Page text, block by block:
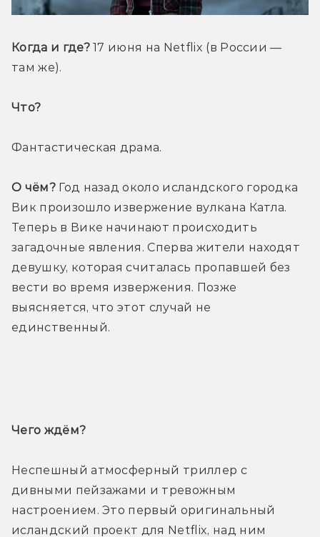
Когда и где? 17 июня на Netflix (в России —
там же).
Что?
Фантастическая драма.
О чём? Год назад около исландского городка
Вик произошло извержение вулкана Катла.
Теперь в Вике начинают происходить
загадочные явления. Сперва жители находят
девушку, которая считалась пропавшей без
вести во время извержения. Позже
выясняется, что этот случай не
единственный.
Чего ждём?
Неспешный атмосферный триллер с
дивными пейзажами и тревожным
настроением. Это первый оригинальный
исландский проект для Netflix, над ним